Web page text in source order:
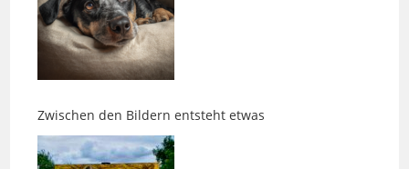
Zwischen den Bildern entsteht etwas